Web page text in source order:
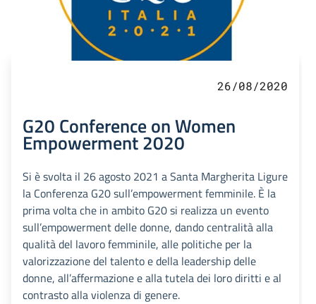
26/08/2020
G20 Conference on Women
Empowerment 2020
Si è svolta il 26 agosto 2021 a Santa Margherita Ligure
la Conferenza G20 sull’empowerment femminile. È la
prima volta che in ambito G20 si realizza un evento
sull’empowerment delle donne, dando centralità alla
qualità del lavoro femminile, alle politiche per la
valorizzazione del talento e della leadership delle
donne, all’affermazione e alla tutela dei loro diritti e al
contrasto alla violenza di genere.